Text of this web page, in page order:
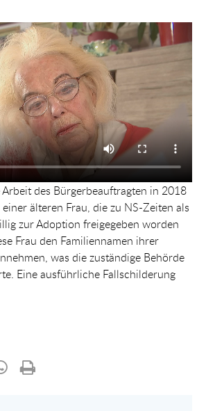
des Bürgerbeauftragten in 2018
älteren Frau, die zu NS-Zeiten als
zur Adoption freigegeben worden
Frau den Familiennamen ihrer
was die zuständige Behörde
Eine ausführliche Fallschilderung